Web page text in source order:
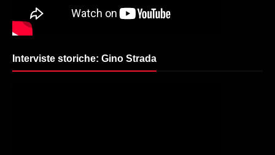
Interviste storiche: Gino Strada